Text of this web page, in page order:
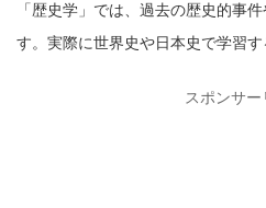
「歴史学」では、過去の歴史的事
す。実際に世界史や日本史で学習す
スポンサー